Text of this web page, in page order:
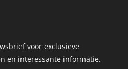
voor exclusieve
en interessante informatie.